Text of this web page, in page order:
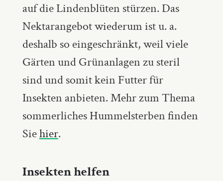
auf die Lindenblüten stürzen. Das
Nektarangebot wiederum ist u. a.
deshalb so eingeschränkt, weil viele
Gärten und Grünanlagen zu steril
sind und somit kein Futter für
Insekten anbieten. Mehr zum Thema
sommerliches Hummelsterben finden
Siehier.
Insekten helfen